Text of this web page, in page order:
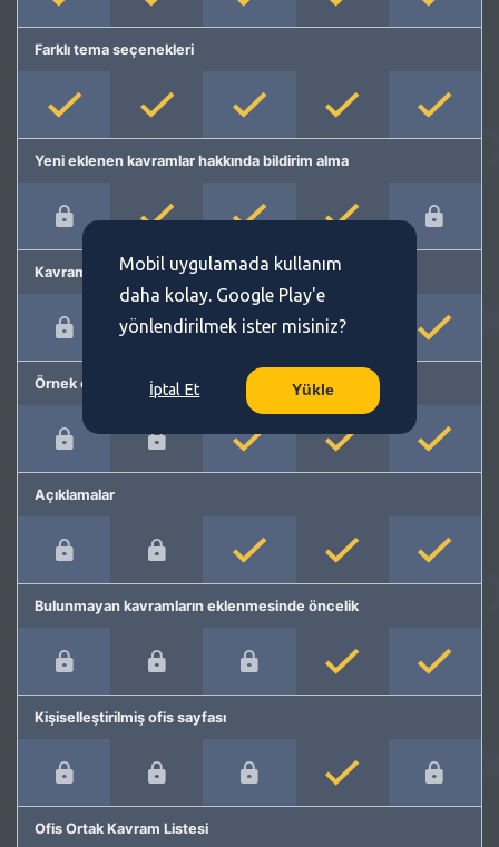
Farklı tema seçenekleri
Yeni eklenen kavramlar hakkında bildirim alma
Kavram önerme
Örnek cümleler
Açıklamalar
Bulunmayan kavramların eklenmesinde öncelik
Kişiselleştirilmiş ofis sayfası
Ofis Ortak Kavram Listesi
Mobil uygulamada kullanım
daha kolay. Google Play'e
yönlendirilmek ister misiniz?
İptal Et Yükle